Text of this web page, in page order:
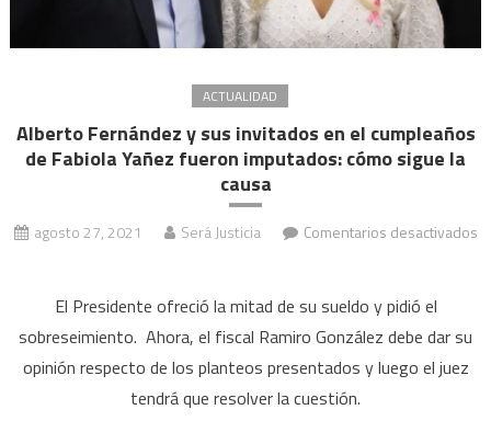
ACTUALIDAD
Alberto Fernández y sus invitados en el cumpleaños
de Fabiola Yañez fueron imputados: cómo sigue la
causa
agosto 27, 2021 Será Justicia
Comentarios desactivados
Fernández
y
sus
invitados
El Presidente ofreció la mitad de su sueldo y pidió el
sobreseimiento. Ahora, el fiscal Ramiro González debe dar su
opinión respecto de los planteos presentados y luego el juez
tendrá que resolver la cuestión.